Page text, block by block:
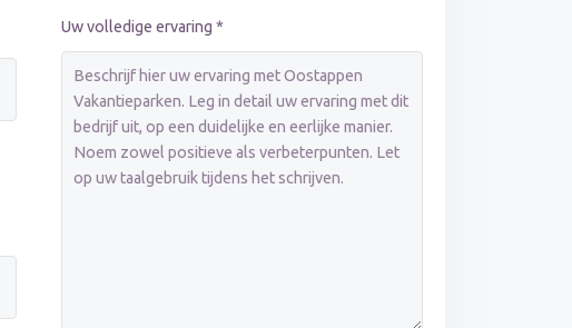
Uw volledige ervaring *